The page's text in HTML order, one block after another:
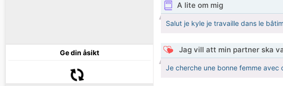
Ge din åsikt
A lite om mig
Salut je kyle je travaille dans le
Jag vill att min partner ska
Je cherche une bonne femme avec